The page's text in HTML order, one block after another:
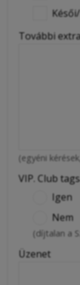
További
(egyéni
VIP. Club
Igen
Nem
(díjtalan a
Üzenet